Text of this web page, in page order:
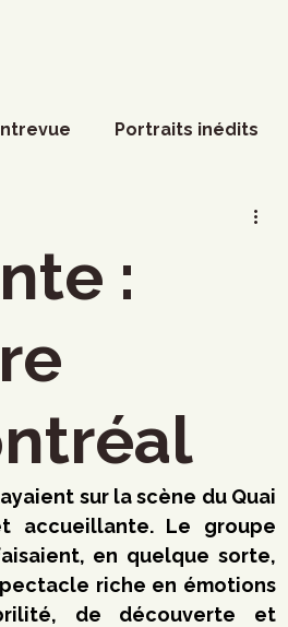
Portraits inédits
Arts visuels
:
sur la scène du Quai
accueillante. Le groupe
en quelque sorte,
riche en émotions
de découverte et